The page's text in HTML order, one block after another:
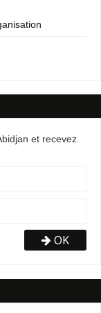
et recevez
OK